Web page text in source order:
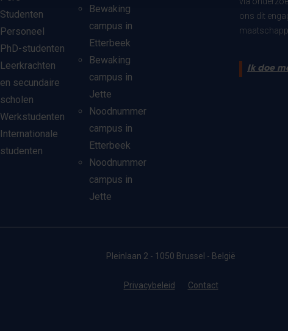
Studenten
Personeel
PhD-studenten
Leerkrachten
en secundaire
scholen
Werkstudenten
Internationale
studenten
Bewaking
campus in
Etterbeek
Bewaking
campus in
Jette
Noodnummer
campus in
Etterbeek
Noodnummer
campus in
Jette
ons dit
Ik doe
Pleinlaan 2 - 1050 Brussel - België
Privacybeleid Contact